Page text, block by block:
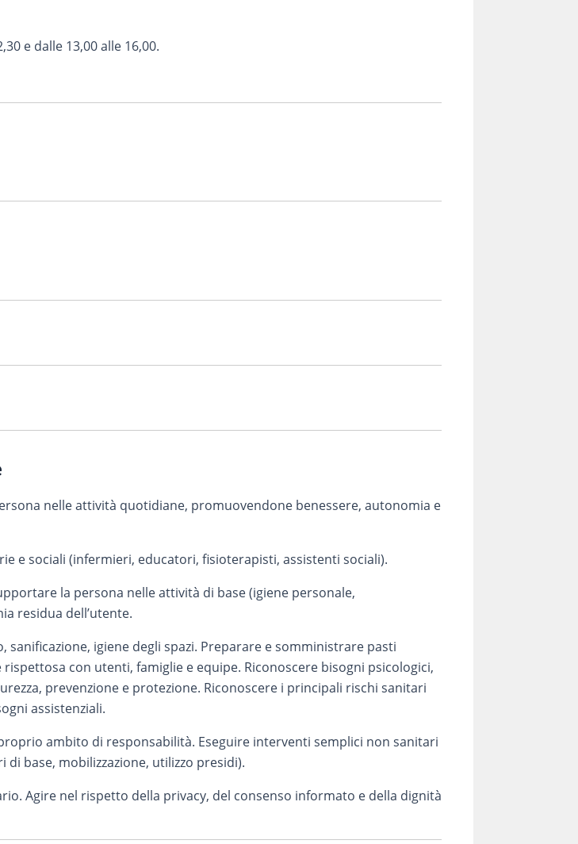
e dalle 13,00 alle 16,00.
nelle attività quotidiane, promuovendone benessere, autonomia e
e sociali (infermieri, educatori, fisioterapisti, assistenti sociali).
la persona nelle attività di base (igiene personale,
residua dell’utente.
igiene degli spazi. Preparare e somministrare pasti
con utenti, famiglie e equipe. Riconoscere bisogni psicologici,
prevenzione e protezione. Riconoscere i principali rischi sanitari
assistenziali.
ambito di responsabilità. Eseguire interventi semplici non sanitari
base, mobilizzazione, utilizzo presidi).
Agire nel rispetto della privacy, del consenso informato e della dignità